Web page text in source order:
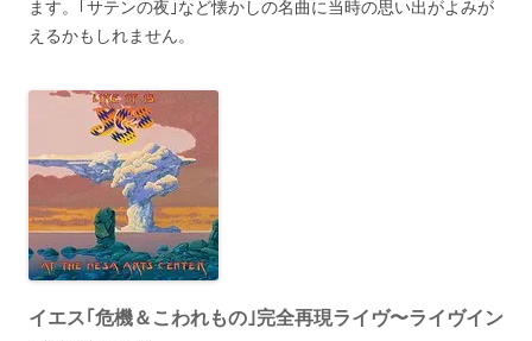
ます。｢サテンの夜｣など懐かしの名曲に当時の思い出がよみが
えるかもしれません。
イエス｢危機＆こわれもの｣完全再現ライヴ〜ライヴイン